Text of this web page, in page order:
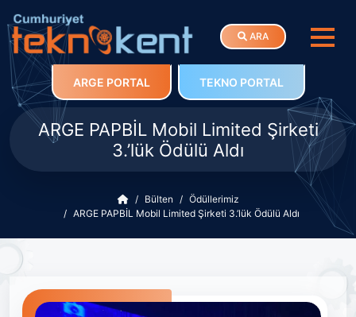
ARA
ARGE PORTAL TEKNO PORTAL
ARGE PAPBİL Mobil Limited Şirketi
3.’lük Ödülü Aldı
Bülten
Ödüllerimiz
ARGE PAPBİL Mobil Limited Şirketi 3.’lük Ödülü Aldı